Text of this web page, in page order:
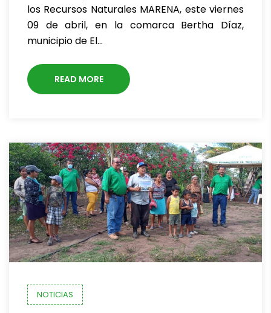
los Recursos Naturales MARENA, este viernes
09 de abril, en la comarca Bertha Díaz,
municipio de El…
READ MORE
NOTICIAS